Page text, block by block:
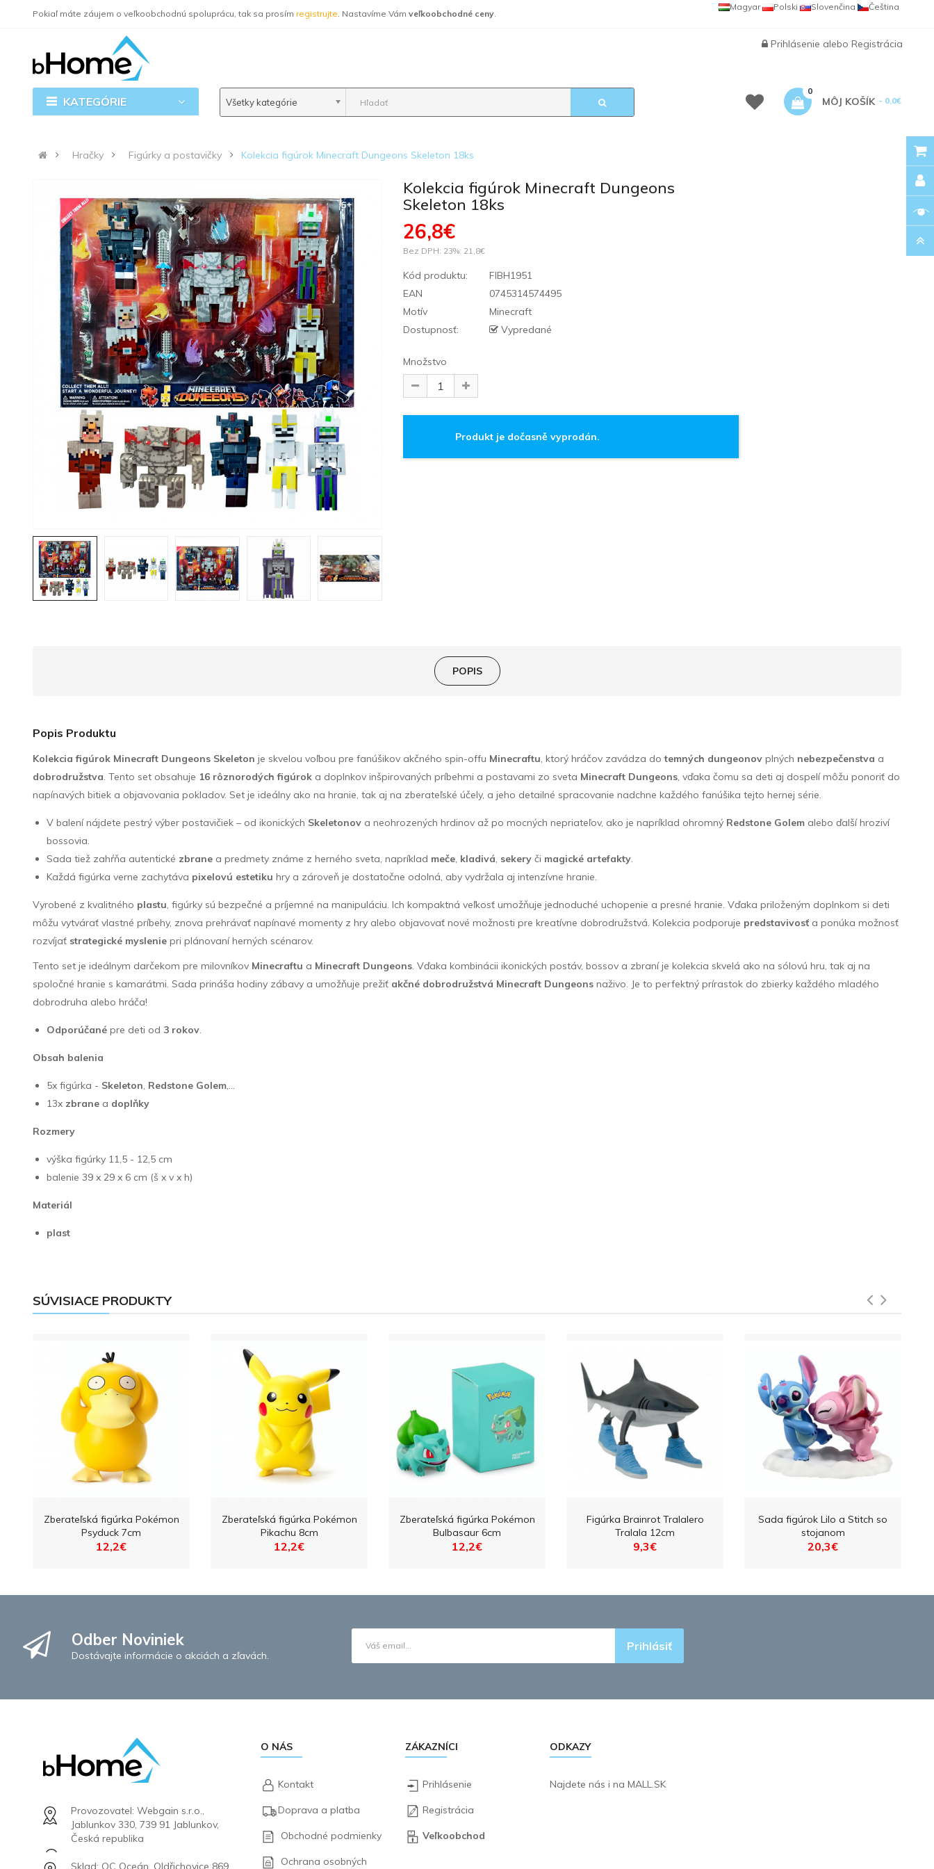
Pokiaľ máte záujem o veľkoobchodnú spoluprácu, tak sa prosím registrujte. Nastavíme Vámveľkoobchodné ceny.
Čeština
Slovenčina
Polski
Magyar
Prihlásenie alebo Registrácia
KATEGÓRIE Všetky kategórie MÔJ KOŠÍK
0
- 0,0€
Hračky Figúrky a postavičky Kolekcia figúrok Minecraft Dungeons Skeleton 18ks
Kolekcia figúrok Minecraft Dungeons
Skeleton 18ks
26,8€
Bez DPH: 23%: 21,8€
Kód produktu:
FIBH1951
EAN
0745314574495
Motív
Minecraft
Dostupnosť:
Vypredané
Množstvo
Produkt je dočasně vyprodán.
POPIS
Popis Produktu
Kolekcia figúrok Minecraft Dungeons Skeleton je skvelou voľbou pre fanúšikov akčného spin-offu Minecraftu, ktorý hráčov zavádza dotemných dungeonov plných nebezpečenstva a
dobrodružstva. Tento set obsahuje 16 rôznorodých figúrok a doplnkov inšpirovaných príbehmi a postavami zo sveta Minecraft Dungeons, vďaka čomu sa deti aj dospelí môžu ponoriť do
napínavých bitiek a objavovania pokladov. Set je ideálny ako na hranie, tak aj na zberateľské účely, a jeho detailné spracovanie nadchne každého fanúšika tejto hernej série.
V balení nájdete pestrý výber postavičiek – od ikonických Skeletonov a neohrozených hrdinov až po mocných nepriateľov, ako je napríklad ohromný Redstone Golem alebo ďalší hroziví
bossovia.
Sada tiež zahŕňa autentické zbrane a predmety známe z herného sveta, napríklad meče, kladivá, sekery či magické artefakty.
Každá figúrka verne zachytáva pixelovú estetiku hry a zároveň je dostatočne odolná, aby vydržala aj intenzívne hranie.
Vyrobené z kvalitného plastu, figúrky sú bezpečné a príjemné na manipuláciu. Ich kompaktná veľkosť umožňuje jednoduché uchopenie a presné hranie. Vďaka priloženým doplnkom si deti
môžu vytvárať vlastné príbehy, znova prehrávať napínavé momenty z hry alebo objavovať nové možnosti pre kreatívne dobrodružstvá. Kolekcia podporuje predstavivosť a ponúka možnosť
rozvíjať strategické myslenie pri plánovaní herných scénarov.
Tento set je ideálnym darčekom pre milovníkov Minecraftu a Minecraft Dungeons. Vďaka kombinácii ikonických postáv, bossov a zbraní je kolekcia skvelá ako na sólovú hru, tak aj na
spoločné hranie s kamarátmi. Sada prináša hodiny zábavy a umožňuje prežiť akčné dobrodružstvá Minecraft Dungeons naživo. Je to perfektný prírastok do zbierky každého mladého
dobrodruha alebo hráča!
Odporúčané pre deti od 3 rokov.
Obsah balenia
5x figúrka - Skeleton, Redstone Golem,...
13x zbrane a doplňky
Rozmery
výška figúrky 11,5 - 12,5 cm
balenie 39 x 29 x 6 cm (š x v x h)
Materiál
plast
SÚVISIACE PRODUKTY
Zberateľská figúrka Pokémon
Psyduck 7cm
12,2€
Zberateľská figúrka Pokémon
Pikachu 8cm
12,2€
Zberateľská figúrka Pokémon
Bulbasaur 6cm
12,2€
Figúrka Brainrot Tralalero
Tralala 12cm
9,3€
Sada figúrok Lilo a Stitch so
stojanom
20,3€
Odber Noviniek
Dostávajte informácie o akciách a zľavách.
Prihlásiť
Provozovatel: Webgain s.r.o.,
Jablunkov 330, 739 91 Jablunkov,
Česká republika
Sklad: OC Oceán, Oldřichovice 869,
O NÁS
Kontakt
Doprava a platba
Obchodné podmienky
Ochrana osobných
ZÁKAZNÍCI
Prihlásenie
Registrácia
Veľkoobchod
ODKAZY
Najdete nás i naMALL.SK